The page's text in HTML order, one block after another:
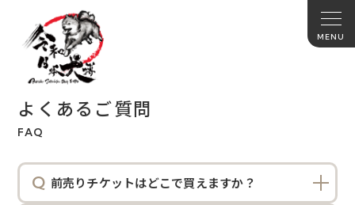
よくあるご質問
FAQ
前売りチケットはどこで買えますか？